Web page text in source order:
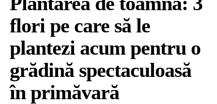
flori pe care să le
plantezi acum pentru o
grădină spectaculoasă
în primăvară